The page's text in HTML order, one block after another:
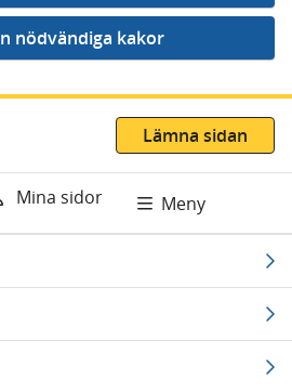
Lämna sidan
Mina sidor Meny